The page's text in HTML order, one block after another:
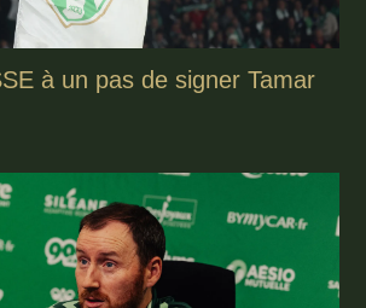
à un pas de signer Tamar